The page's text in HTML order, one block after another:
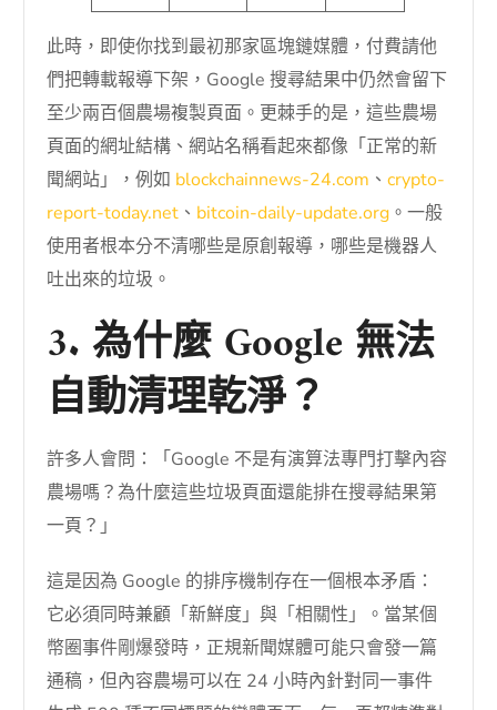
此時，即使你找到最初那家區塊鏈媒體，付費請他
們把轉載報導下架，Google 搜尋結果中仍然會留下
至少兩百個農場複製頁面。更棘手的是，這些農場
頁面的網址結構、網站名稱看起來都像「正常的新
聞網站」，例如 blockchainnews-24.com 、crypto-
report-today.net 、 bitcoin-daily-update.org 。一般
使用者根本分不清哪些是原創報導，哪些是機器人
吐出來的垃圾。
3. 為什麼 Google 無法
自動清理乾淨？
許多人會問：「Google 不是有演算法專門打擊內容
農場嗎？為什麼這些垃圾頁面還能排在搜尋結果第
一頁？」
這是因為 Google 的排序機制存在一個根本矛盾：
它必須同時兼顧「新鮮度」與「相關性」。當某個
幣圈事件剛爆發時，正規新聞媒體可能只會發一篇
通稿，但內容農場可以在 24 小時內針對同一事件